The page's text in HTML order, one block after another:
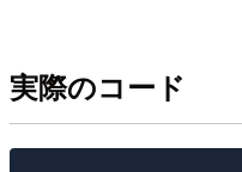
実際のコード